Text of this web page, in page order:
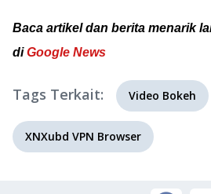
Baca artikel dan berita menarik
diGoogle News
Tags Terkait: Video Bokeh
XNXubd VPN Browser